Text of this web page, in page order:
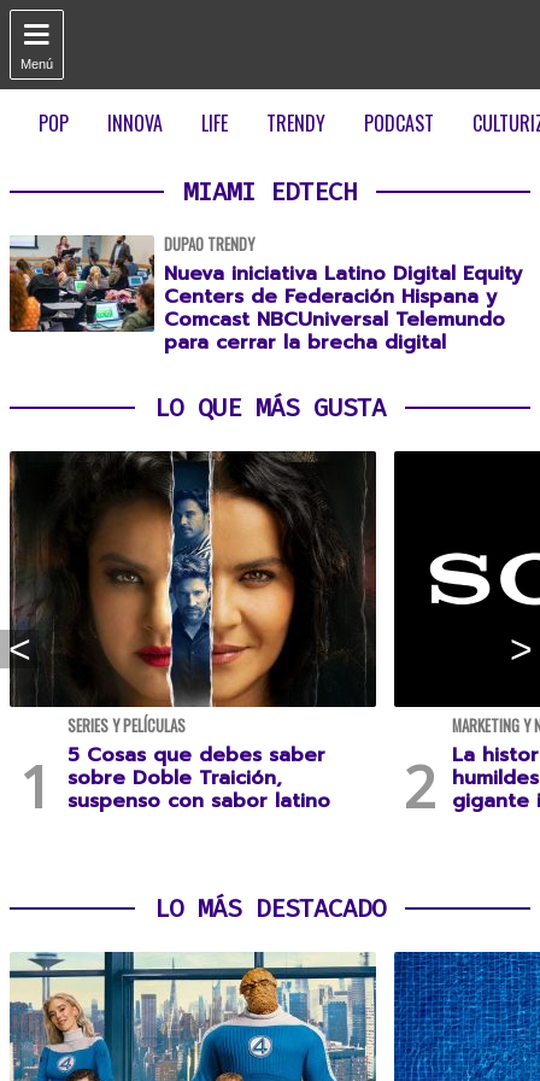

Menú
POP INNOVA LIFE TRENDY PODCAST
MIAMI EDTECH
DUPAO TRENDY
Nueva iniciativa Latino Digital Equity
Centers de Federación Hispana y
Comcast NBCUniversal Telemundo
para cerrar la brecha digital
LO QUE MÁS GUSTA
SERIES Y PELÍCULAS
5 Cosas que debes saber
sobre Doble Traición,
suspenso con sabor latino
MARKETING Y
La
gigante
LO MÁS DESTACADO